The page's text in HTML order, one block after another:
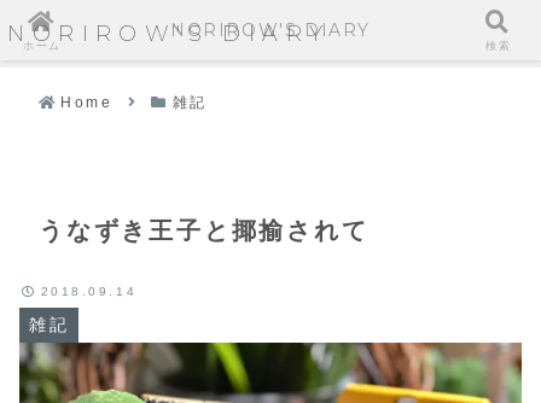
NORIROW'S DIARY
Home 雑記
うなずき王子と揶揄されて
雑記
2018.09.14
ホーム
NORIROW'S DIARY
検索